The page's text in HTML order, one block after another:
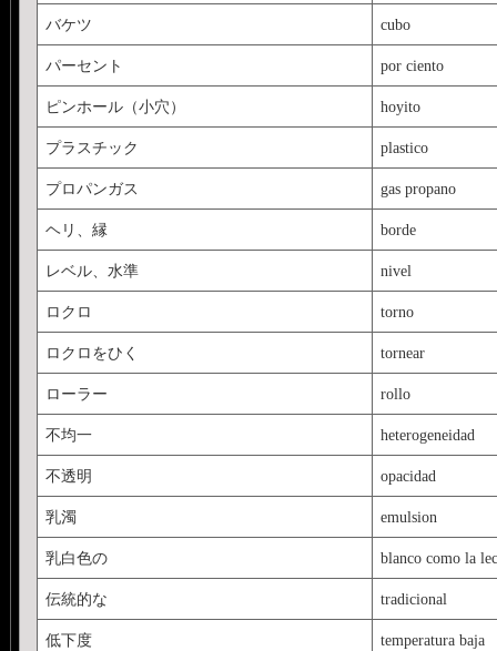
バケツ cubo
パーセント por ciento
ピンホール（小穴） hoyito
プラスチック plastico
プロパンガス gas propano
ヘリ、縁 borde
レベル、水準 nivel
ロクロ torno
ロクロをひく tornear
ローラー rollo
不均一 heterogeneidad
不透明 opacidad
乳濁 emulsion
乳白色の blanco como la
伝統的な tradicional
低下度 temperatura baja